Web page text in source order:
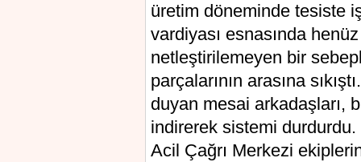
üretim döneminde tesiste
vardiyası esnasında
netleştirilemeyen bir
parçalarının arasına
duyan mesai arkadaşları,
indirerek sistemi
Acil Çağrı Merkezi